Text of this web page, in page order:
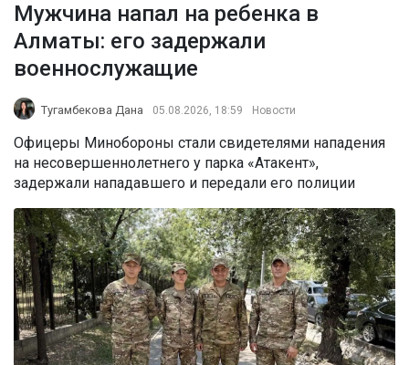
Мужчина напал на ребенка в
Алматы: его задержали
военнослужащие
Тугамбекова Дана 05.08.2026, 18:59 Новости
Офицеры Минобороны стали свидетелями нападения
на несовершеннолетнего у парка «Атакент»,
задержали нападавшего и передали его полиции